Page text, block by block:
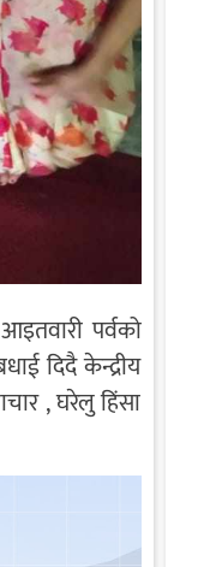
पर्वको
दिदै केन्द्रीय
, घरेलु हिंसा